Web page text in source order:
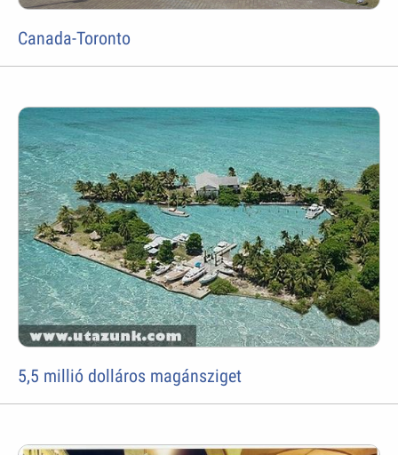
Canada-Toronto
5,5 millió dolláros magánsziget